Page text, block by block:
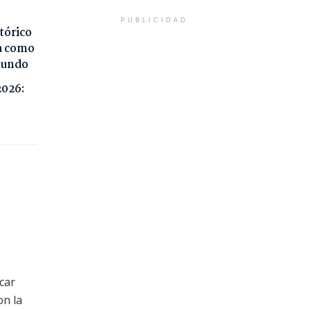
como
la
PUBLICIDAD